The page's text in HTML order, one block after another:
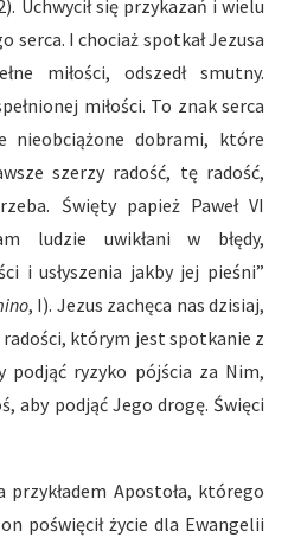
Uchwycił się przykazań i wielu
serca. I chociaż spotkał Jezusa
miłości, odszedł smutny.
miłości. To znak serca
nieobciążone dobrami, które
szerzy radość, tę radość,
Święty papież Paweł VI
ludzie uwikłani w błędy,
i usłyszenia jakby jej pieśni”
, I). Jezus zachęca nas dzisiaj,
radości, którym jest spotkanie z
podjąć ryzyko pójścia za Nim,
aby podjąć Jego drogę. Święci
przykładem Apostoła, którego
poświęcił życie dla Ewangelii